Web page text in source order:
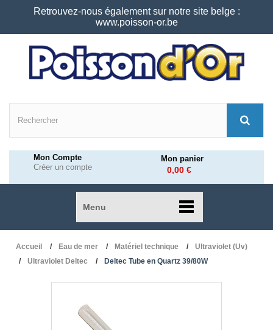
Retrouvez-nous également sur notre site belge :
www.poisson-or.be
Mon Compte
Créer un compte
Mon panier
0,00 €
Menu
Accueil Eau de mer Matériel technique
Ultraviolet (Uv)
Ultraviolet Deltec
Deltec Tube en Quartz 39/80W